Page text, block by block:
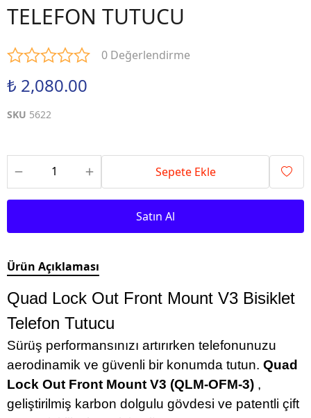
TELEFON TUTUCU
0 Değerlendirme
₺ 2,080.00
SKU 5622
Sepete Ekle
Satın Al
Ürün Açıklaması
Quad Lock Out Front Mount V3 Bisiklet
Telefon Tutucu
Sürüş performansınızı artırırken telefonunuzu
aerodinamik ve güvenli bir konumda tutun. Quad
Lock Out Front Mount V3 (QLM-OFM-3) ,
geliştirilmiş karbon dolgulu gövdesi ve patentli çift